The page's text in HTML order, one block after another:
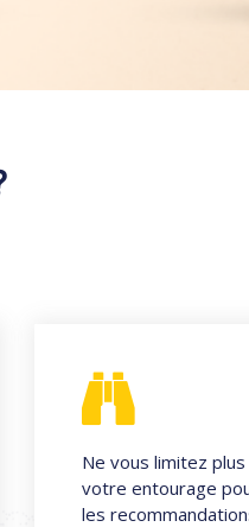
Ne vous limitez plus
votre entourage
les